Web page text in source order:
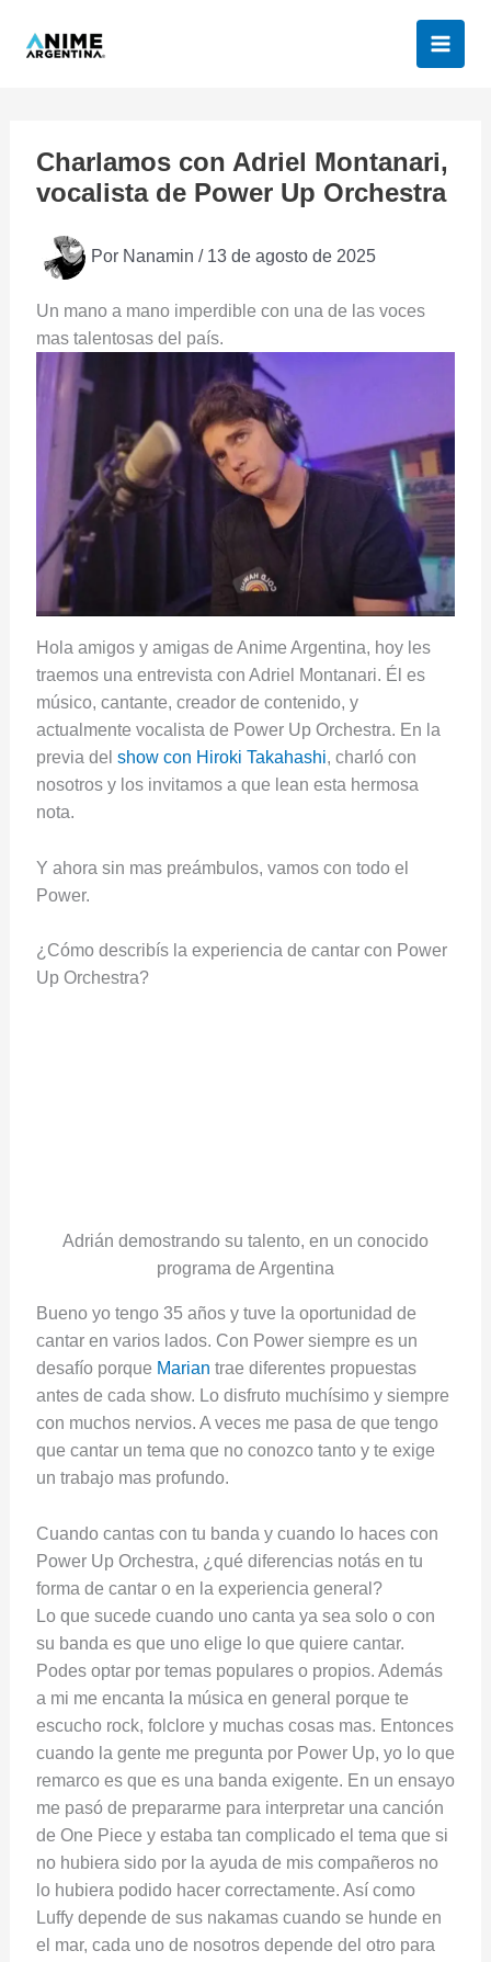
Charlamos con Adriel Montanari,
vocalista de Power Up Orchestra
Por Nanamin / 13 de agosto de 2025
Un mano a mano imperdible con una de las voces
mas talentosas del país.
Hola amigos y amigas de Anime Argentina, hoy les
traemos una entrevista con Adriel Montanari. Él es
músico, cantante, creador de contenido, y
actualmente vocalista de Power Up Orchestra. En la
previa del show con Hiroki Takahashi, charló con
nosotros y los invitamos a que lean esta hermosa
nota.
Y ahora sin mas preámbulos, vamos con todo el
Power.
¿Cómo describís la experiencia de cantar con Power
Up Orchestra?
Adrián demostrando su talento, en un conocido
programa de Argentina
Bueno yo tengo 35 años y tuve la oportunidad de
cantar en varios lados. Con Power siempre es un
desafío porque Marian trae diferentes propuestas
antes de cada show. Lo disfruto muchísimo y siempre
con muchos nervios. A veces me pasa de que tengo
que cantar un tema que no conozco tanto y te exige
un trabajo mas profundo.
Cuando cantas con tu banda y cuando lo haces con
Power Up Orchestra, ¿qué diferencias notás en tu
forma de cantar o en la experiencia general?
Lo que sucede cuando uno canta ya sea solo o con
su banda es que uno elige lo que quiere cantar.
Podes optar por temas populares o propios. Además
a mi me encanta la música en general porque te
escucho rock, folclore y muchas cosas mas. Entonces
cuando la gente me pregunta por Power Up, yo lo que
remarco es que es una banda exigente. En un ensayo
me pasó de prepararme para interpretar una canción
de One Piece y estaba tan complicado el tema que si
no hubiera sido por la ayuda de mis compañeros no
lo hubiera podido hacer correctamente. Así como
Luffy depende de sus nakamas cuando se hunde en
el mar, cada uno de nosotros depende del otro para